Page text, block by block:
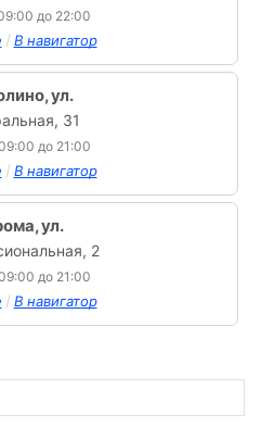
до 22:00
/ В навигатор
ул.
31
до 21:00
/ В навигатор
ул.
2
до 21:00
/ В навигатор